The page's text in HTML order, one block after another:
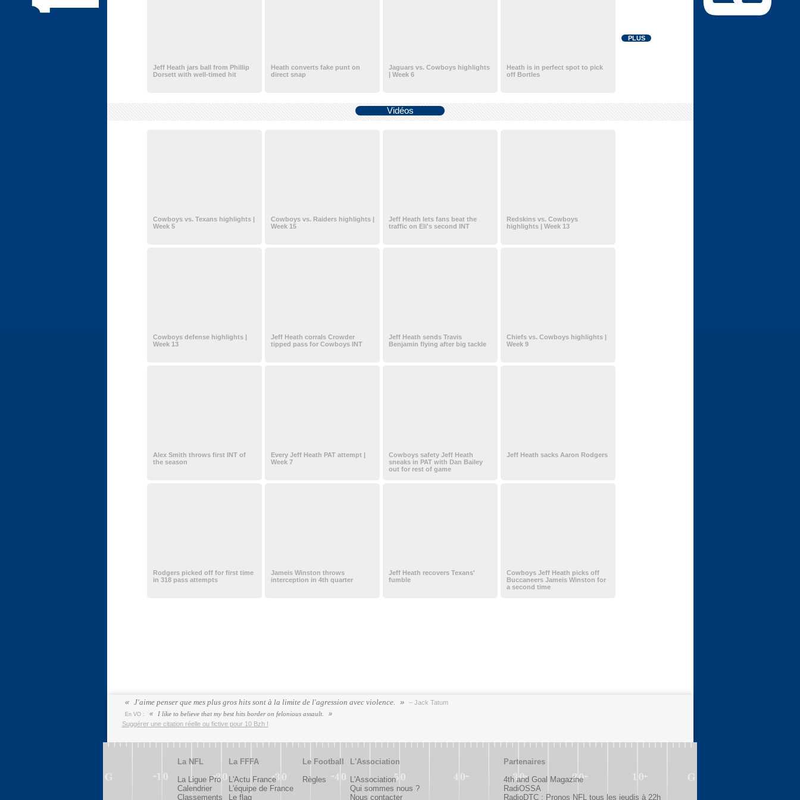
Jeff Heath jars ball from Phillip
Dorsett with well-timed hit
Heath converts fake punt on
direct snap
Jaguars vs. Cowboys highlights
| Week 6
Heath is in perfect spot to pick
off Bortles
PLUS
Vidéos
Cowboys vs. Texans highlights |
Week 5
Cowboys vs. Raiders highlights |
Week 15
Jeff Heath lets fans beat the
traffic on Eli's second INT
Redskins vs. Cowboys
highlights | Week 13
Cowboys defense highlights |
Week 13
Jeff Heath corrals Crowder
tipped pass for Cowboys INT
Jeff Heath sends Travis
Benjamin flying after big tackle
Chiefs vs. Cowboys highlights |
Week 9
Alex Smith throws first INT of
the season
Every Jeff Heath PAT attempt |
Week 7
Cowboys safety Jeff Heath
sneaks in PAT with Dan Bailey
out for rest of game
Jeff Heath sacks Aaron Rodgers
Rodgers picked off for first time
in 318 pass attempts
Jameis Winston throws
interception in 4th quarter
Jeff Heath recovers Texans'
fumble
Cowboys Jeff Heath picks off
Buccaneers Jameis Winston for
a second time
J'aime penser que mes plus gros hits sont à la limite de l'agression avec violence. – Jack Tatum
En VO :
I like to believe that my best hits border on felonious assault.
Suggérer une citation réelle ou fictive pour 10 Bzh !
La NFL
La Ligue Pro
Calendrier
Classements
La FFFA
L'Actu France
L'équipe de France
Le flag
Le Football
Règles
L'Association
L'Association
Qui sommes nous ?
Nous contacter
Partenaires
4th and Goal Magazine
RadiOSSA
RadioDTC : Pronos NFL tous les jeudis à 22h